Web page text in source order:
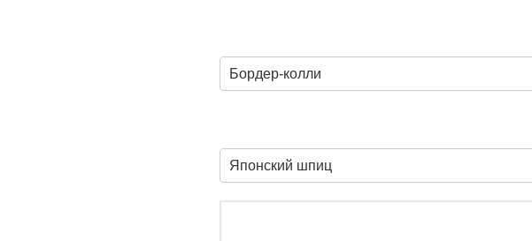
Бордер-колли
Японский шпиц